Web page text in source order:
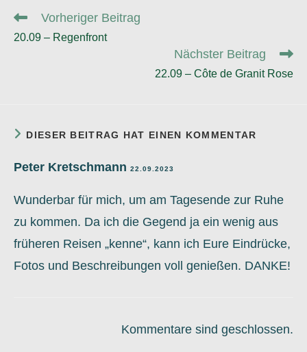
Weitere
ansehen
Vorheriger Beitrag
20.09 – Regenfront
Nächster Beitrag
22.09 – Côte de Granit Rose
DIESER BEITRAG HAT EINEN KOMMENTAR
Peter Kretschmann 22.09.2023
Wunderbar für mich, um am Tagesende zur Ruhe
zu kommen. Da ich die Gegend ja ein wenig aus
früheren Reisen „kenne“, kann ich Eure Eindrücke,
Fotos und Beschreibungen voll genießen. DANKE!
Kommentare sind geschlossen.